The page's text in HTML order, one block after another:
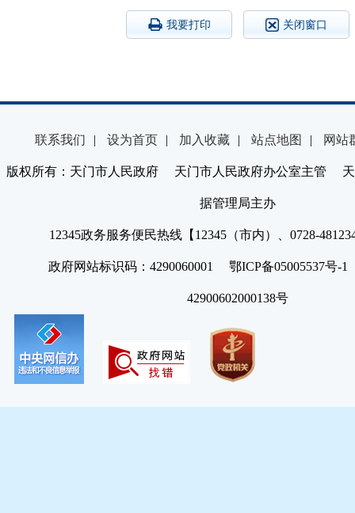
我要打印 关闭窗口
联系我们 | 设为首页 | 加入收藏 | 站点地图 | 网站
版权所有：天门市人民政府 天门市人民政府办公室主管 天
据管理局主办
12345政务服务便民热线【12345（市内）、0728-
政府网站标识码：4290060001 鄂ICP备05005537号
42900602000138号